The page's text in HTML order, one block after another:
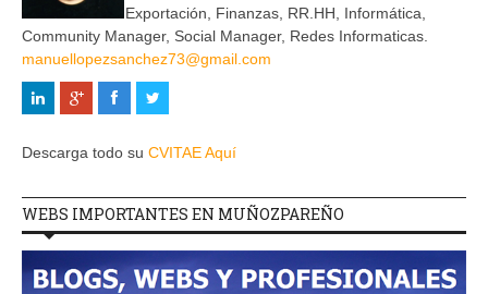
Exportación, Finanzas, RR.HH, Informática,
Community Manager, Social Manager, Redes Informaticas.
manuellopezsanchez73@gmail.com
Descarga todo su CVITAE Aquí
WEBS IMPORTANTES EN MUÑOZPAREÑO